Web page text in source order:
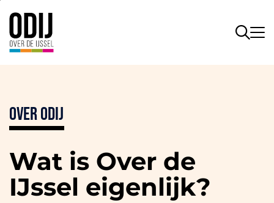
Over ODIJ
Wat is Over de
IJssel eigenlijk?